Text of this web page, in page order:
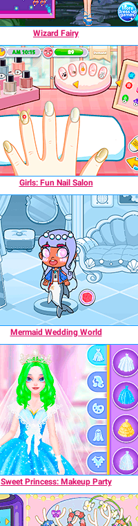
Wizard Fairy
Girls: Fun Nail Salon
Mermaid Wedding World
Sweet Princess: Makeup Party